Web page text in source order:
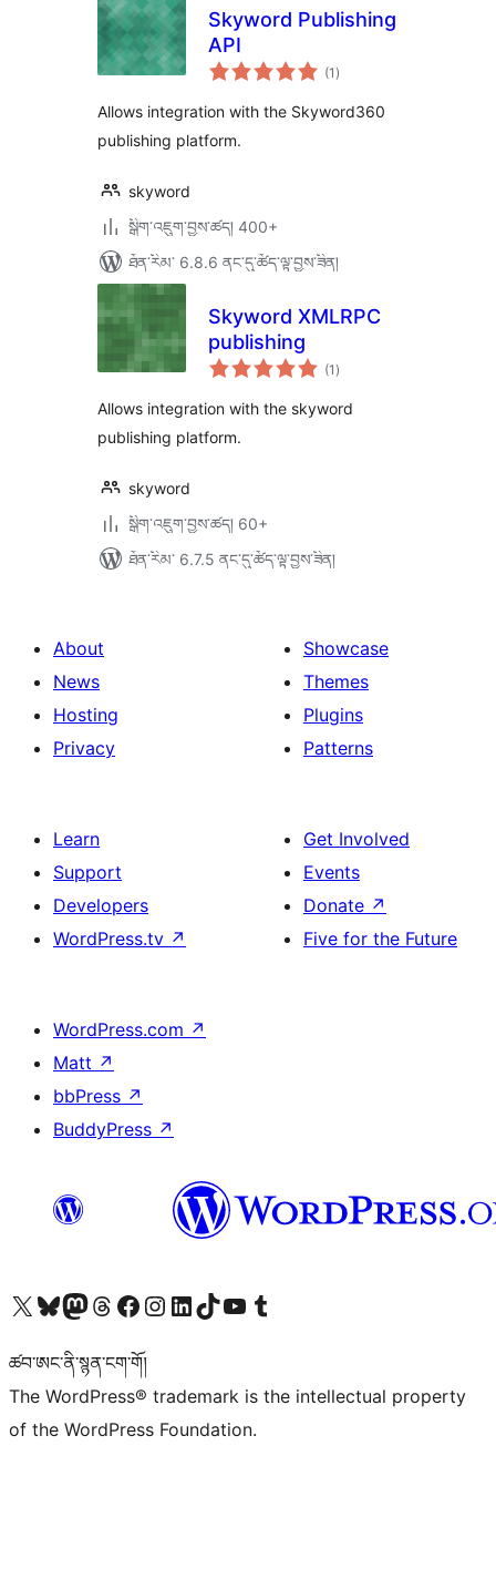
Skyword Publishing
API
(1 གདེང་
འཇོག་
ཚང་།
)
Allows integration with the Skyword360
publishing platform.
skyword
སྒྲིག་འཇུག་བྱས་ཚད། 400+
ཐོན་རིམ་ 6.8.6 ནང་དུ་ཚོད་ལྟ་བྱས་ཟིན།
Skyword XMLRPC
publishing
(1 གདེང་
འཇོག་
ཚང་།
)
Allows integration with the skyword
publishing platform.
skyword
སྒྲིག་འཇུག་བྱས་ཚད། 60+
ཐོན་རིམ་ 6.7.5 ནང་དུ་ཚོད་ལྟ་བྱས་ཟིན།
About
News
Hosting
Privacy
Showcase
Themes
Plugins
Patterns
Learn
Support
Developers
WordPress.tv ↗
Get Involved
Events
Donate ↗
Five for the Future
WordPress.com ↗
Matt ↗
bbPress ↗
BuddyPress ↗
Visit our X (formerly Twitter) account
Visit our Bluesky account
Visit our Mastodon account
Visit our Threads account
Visit our Facebook page
Visit our Instagram account
Visit our LinkedIn account
Visit our TikTok account
Visit our YouTube channel
Visit our Tumblr account
ཚབ་ཨང་ནི་སྙན་ངག་གོ།
The WordPress® trademark is the intellectual property
of the WordPress Foundation.